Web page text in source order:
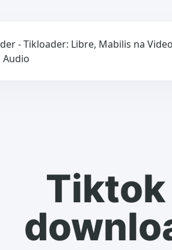
- Tikloader: Libre, Mabilis na
Audio